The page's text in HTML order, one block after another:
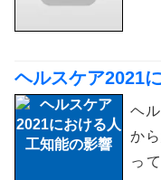
ヘルスケア2021
ヘ
か
っ